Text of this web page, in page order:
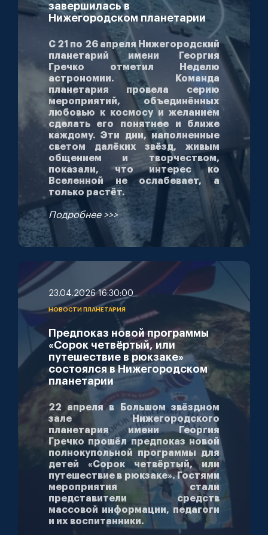
завершилась в
Нижегородском планетарии
С 21 по 26 апреля Нижегородский
планетарий имени Георгия
Гречко отметил Неделю
астрономии. Команда
планетария провела серию
мероприятий, объединённых
любовью к космосу и желанием
сделать его понятнее и ближе
каждому. Эти дни, наполненные
светом далёких звёзд, живым
общением и творчеством,
показали, что интерес ко
Вселенной не ослабевает, а
только растёт.
Подробнее >>>
23.04.2026 16:30:00
НОВОСТИ ПЛАНЕТАРИЯ
Предпоказ новой программы
«Сорок четвёртый, или
путешествие в рюкзаке»
состоялся в Нижегородском
планетарии
22 апреля в Большом звёздном
зале Нижегородского
планетария имени Георгия
Гречко прошёл предпоказ новой
полнокупольной программы для
детей «Сорок четвёртый, или
путешествие в рюкзаке». Гостями
мероприятия стали
представители средств
массовой информации, педагоги
и их воспитанники.